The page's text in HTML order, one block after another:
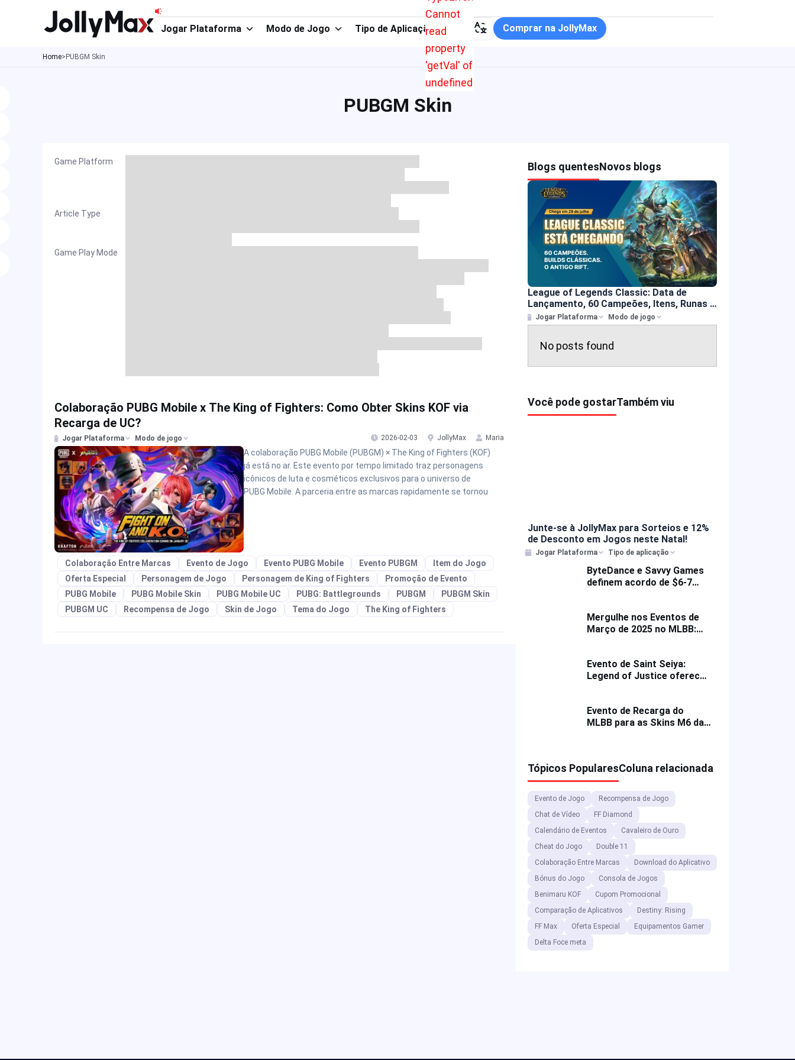
conteúdo
Cannot
read
property
'getVal' of
undefined
Jogar Plataforma Modo de Jogo Tipo de Aplicação Comprar na JollyMax
Home> PUBGM Skin
PUBGM Skin
Game Platform
Article Type
Game Play Mode
Colaboração PUBG Mobile x The King of Fighters: Como Obter Skins KOF via
Recarga de UC?
Jogar Plataforma Modo de jogo 2026-02-03 JollyMax Maria
A colaboração PUBG Mobile (PUBGM) × The King of Fighters (KOF)
já está no ar. Este evento por tempo limitado traz personagens
icônicos de luta e cosméticos exclusivos para o universo de
PUBG Mobile. A parceria entre as marcas rapidamente se tornou
Colaboração Entre Marcas Evento de Jogo Evento PUBG Mobile Evento PUBGM
Item do Jogo
Oferta Especial
Personagem de Jogo Personagem de King of Fighters
Promoção de Evento
PUBG Mobile
PUBG Mobile Skin PUBG Mobile UC PUBG: Battlegrounds PUBGM
PUBGM Skin
PUBGM UC
Recompensa de Jogo Skin de Jogo Tema do Jogo The King of Fighters
Blogs quentesNovos blogs
League of Legends Classic: Data de
Lançamento, 60 Campeões, Itens, Runas e
Mais
Jogar Plataforma Modo de jogo
No posts found
Você pode gostarTambém viu
Junte-se à JollyMax para Sorteios e 12%
de Desconto em Jogos neste Natal!
Jogar Plataforma Tipo de aplicação
ByteDance e Savvy Games
definem acordo de $6-7
Mergulhe nos Eventos de
Março de 2025 no MLBB:
Evento de Saint Seiya:
Legend of Justice oferece
Evento de Recarga do
MLBB para as Skins M6 da
Tópicos PopularesColuna relacionada
Evento de Jogo
Recompensa de Jogo
Chat de Vídeo
FF Diamond
Calendário de Eventos
Cavaleiro de Ouro
Cheat do Jogo
Double 11
Colaboração Entre Marcas
Download do Aplicativo
Bónus do Jogo
Consola de Jogos
Benimaru KOF
Cupom Promocional
Comparação de Aplicativos
Destiny: Rising
FF Max
Oferta Especial
Equipamentos Gamer
Delta Foce meta